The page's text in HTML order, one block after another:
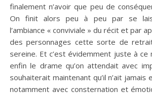
finalement n’avoir que peu de
On finit alors peu à peu par se
l’ambiance « conviviale » du récit et par
des personnages cette sorte de
sereine. Et c’est évidemment juste à ce
enfin le drame qu’on attendait avec
souhaiterait maintenant qu’il n’ait jamais
notamment avec consternation et